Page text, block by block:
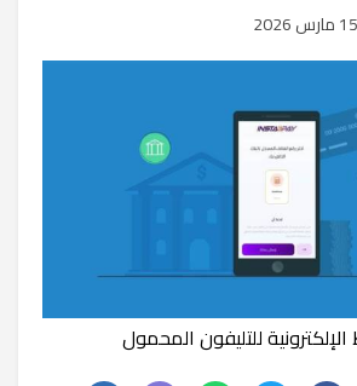
للتليفون المحمول